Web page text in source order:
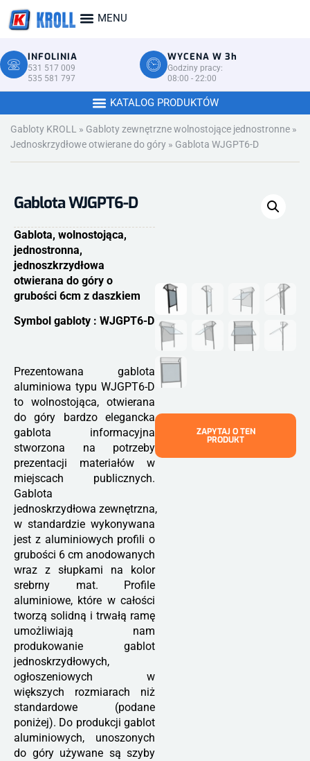
INFOLINIA
531 517 009
535 581 797
WYCENA W 3h
Godziny pracy:
08:00 - 22:00
Gabloty KROLL » Gabloty zewnętrzne wolnostojące jednostronne »
Jednoskrzydłowe otwierane do góry » Gablota WJGPT6-D
ZAPYTAJ O TEN
PRODUKT
Gablota WJGPT6-D
Gablota, wolnostojąca,
jednostronna,
jednoszkrzydłowa
otwierana do góry o
grubości 6cm z daszkiem
Symbol gabloty : WJGPT6-D
Prezentowana gablota
aluminiowa typu WJGPT6-D
to wolnostojąca, otwierana
do góry bardzo elegancka
gablota informacyjna
stworzona na potrzeby
prezentacji materiałów w
miejscach publicznych.
Gablota
jednoskrzydłowa zewnętrzna,
w standardzie wykonywana
jest z aluminiowych profili o
grubości 6 cm anodowanych
wraz z słupkami na kolor
srebrny mat. Profile
aluminiowe, które w całości
tworzą solidną i trwałą ramę
umożliwiają nam
produkowanie gablot
jednoskrzydłowych,
ogłoszeniowych w
większych rozmiarach niż
standardowe (podane
poniżej). Do produkcji gablot
aluminiowych, unoszonych
do góry używane są szyby